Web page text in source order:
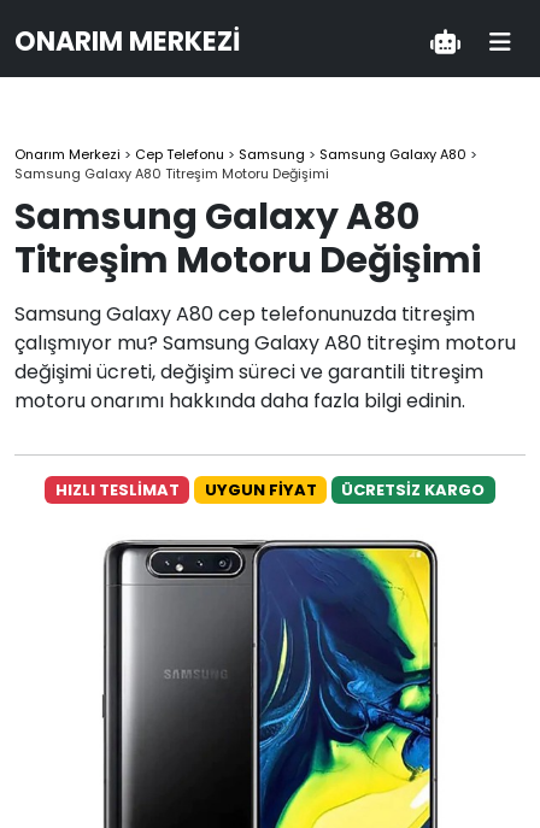
ONARIM MERKEZI
Onarım Merkezi > Cep Telefonu > Samsung > Samsung Galaxy A80 >
Samsung Galaxy A80 Titreşim Motoru Değişimi
Samsung Galaxy A80
Titreşim Motoru Değişimi
Samsung Galaxy A80 cep telefonunuzda titreşim
çalışmıyor mu? Samsung Galaxy A80 titreşim motoru
değişimi ücreti, değişim süreci ve garantili titreşim
motoru onarımı hakkında daha fazla bilgi edinin.
HIZLI TESLİMAT UYGUN FİYAT ÜCRETSİZ KARGO